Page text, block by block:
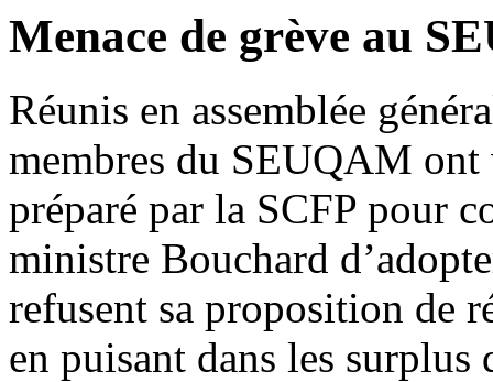
Menace de grève au
Réunis en assemblée
membres du SEUQAM
préparé par la SCFP pour
ministre Bouchard
refusent sa proposition de
en puisant dans les